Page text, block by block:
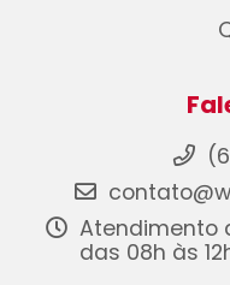
Atendimento
das 08h às